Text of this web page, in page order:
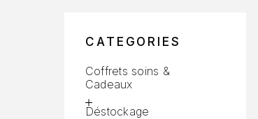
CATEGORIES
Coffrets soins &
Cadeaux
Déstockage